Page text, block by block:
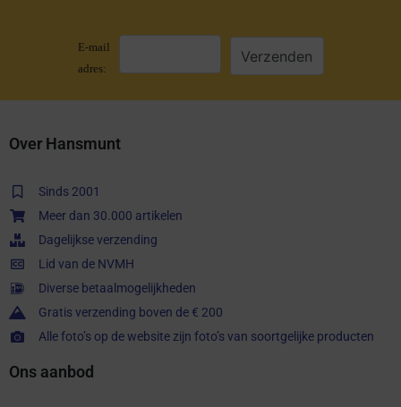
E-mail
adres:
Over Hansmunt
Sinds 2001
Meer dan 30.000 artikelen
Dagelijkse verzending
Lid van de NVMH
Diverse betaalmogelijkheden
Gratis verzending boven de € 200
Alle foto’s op de website zijn foto’s van soortgelijke producten
Ons aanbod